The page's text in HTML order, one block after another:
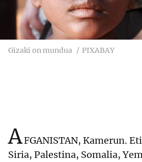
Gizaki on mundua PIXABAY
AFGANISTAN, Kamerun.
Siria, Palestina, Somalia,